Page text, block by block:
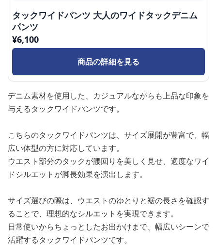
タックワイドパンツ 大人のワイドタックデニム
パンツ
¥6,100
商品の詳細を見る
デニム素材を使用した、カジュアルながらも上品な印象を
与えるタックワイドパンツです。
こちらのタックワイドパンツは、サイズ展開が豊富で、幅
広い体型の方に対応しています。
ウエスト部分のタックが腰回りを美しく見せ、適度なワイ
ドシルエットが脚長効果を演出します。
サイズ選びの際は、ウエストのゆとりと裾の長さを確認す
ることで、理想的なシルエットを実現できます。
日常使いからちょっとしたお出かけまで、幅広いシーンで
活躍するタックワイドパンツです。